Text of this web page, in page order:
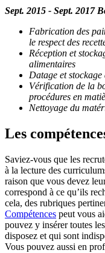
Sept. 2015 - Sept. 2017
Fabrication des
le respect des
Réception et
alimentaires
Datage et
Vérification de la
procédures en
Nettoyage du
Les
Saviez-vous que les
à la lecture des
raison que vous devez
correspond à ce qu’ils
cela, des rubriques
Compétences peut vous
pouvez y insérer toutes
disposez et qui sont
Vous pouvez aussi en